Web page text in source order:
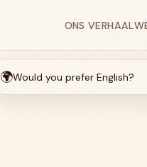
ONS VERHAAL
🌍Would you prefer English?